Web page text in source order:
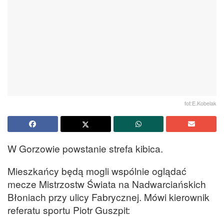
fot:E.Kobelak
W Gorzowie powstanie strefa kibica.
Mieszkańcy będą mogli wspólnie oglądać
mecze Mistrzostw Świata na Nadwarciańskich
Błoniach przy ulicy Fabrycznej. Mówi kierownik
referatu sportu Piotr Guszpit: